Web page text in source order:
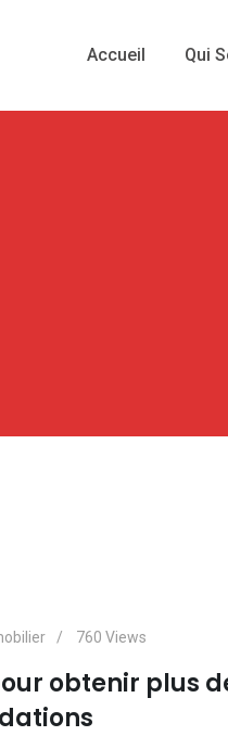
Accueil Qui
760 Views
obtenir plus